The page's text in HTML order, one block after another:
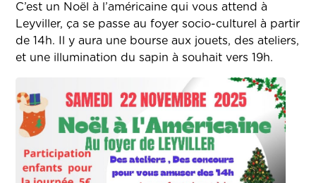
C’est un Noël à l’américaine qui vous attend à
Leyviller, ça se passe au foyer socio-culturel à partir
de 14h. Il y aura une bourse aux jouets, des ateliers,
et une illumination du sapin à souhait vers 19h.